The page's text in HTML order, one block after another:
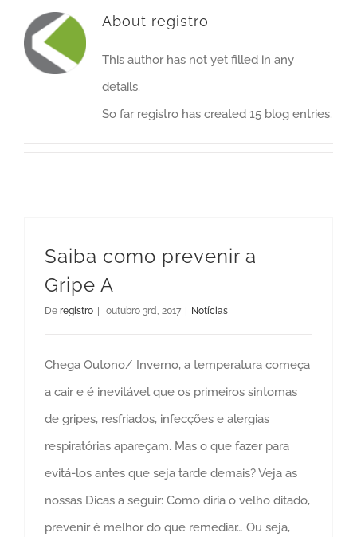
About registro
This author has not yet filled in any
details.
So far registro has created 15 blog entries.
Saiba como prevenir a
Gripe A
De registro | outubro 3rd, 2017 | Notícias
Chega Outono/ Inverno, a temperatura começa
a cair e é inevitável que os primeiros sintomas
de gripes, resfriados, infecções e alergias
respiratórias apareçam. Mas o que fazer para
evitá-los antes que seja tarde demais? Veja as
nossas Dicas a seguir: Como diria o velho ditado,
prevenir é melhor do que remediar… Ou seja,